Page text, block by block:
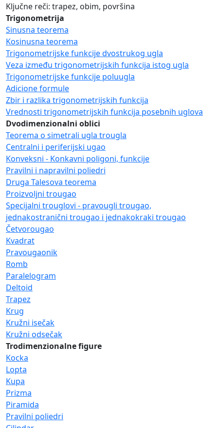
Ključne reči: trapez, obim, površina
Trigonometrija
Sinusna teorema
Kosinusna teorema
Trigonometrijske funkcije dvostrukog ugla
Veza između trigonometrijskih funkcija istog ugla
Trigonometrijske funkcije poluugla
Adicione formule
Zbir i razlika trigonometrijskih funkcija
Vrednosti trigonometrijskih funkcija posebnih uglova
Dvodimenzionalni oblici
Teorema o simetrali ugla trougla
Centralni i periferijski ugao
Konveksni - Konkavni poligoni, funkcije
Pravilni i napravilni poliedri
Druga Talesova teorema
Proizvoljni trougao
Specijalni trouglovi - pravougli trougao,
jednakostranični trougao i jednakokraki trougao
Četvorougao
Kvadrat
Pravougaonik
Romb
Paralelogram
Deltoid
Trapez
Krug
Kružni isečak
Kružni odsečak
Trodimenzionalne figure
Kocka
Lopta
Kupa
Prizma
Piramida
Pravilni poliedri